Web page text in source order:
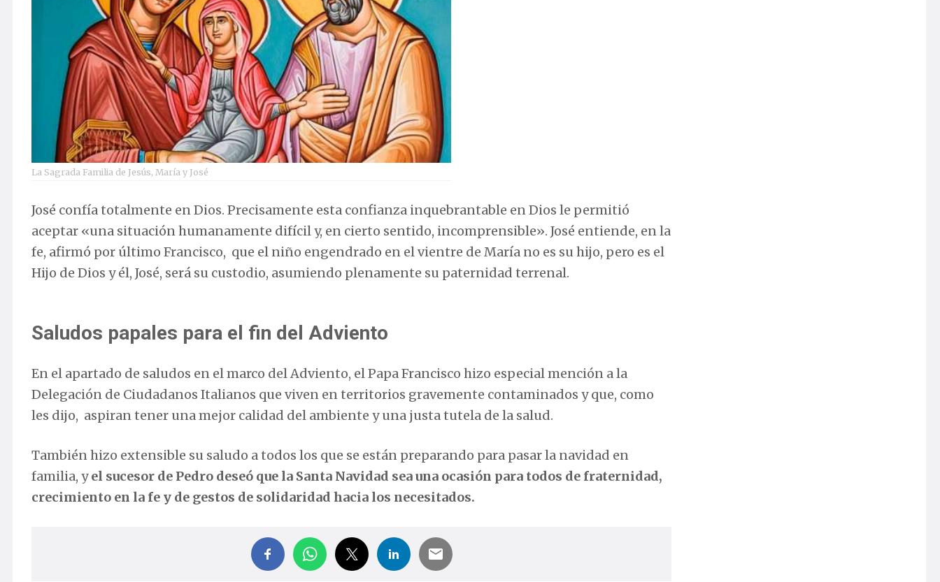
La Sagrada Familia de Jesús, María y José
José confía totalmente en Dios. Precisamente esta confianza inquebrantable en Dios le permitió
aceptar «una situación humanamente difícil y, en cierto sentido, incomprensible». José entiende, en la
fe, afirmó por último Francisco, que el niño engendrado en el vientre de María no es su hijo, pero es el
Hijo de Dios y él, José, será su custodio, asumiendo plenamente su paternidad terrenal.
Saludos papales para el fin del Adviento
En el apartado de saludos en el marco del Adviento, el Papa Francisco hizo especial mención a la
Delegación de Ciudadanos Italianos que viven en territorios gravemente contaminados y que, como
les dijo, aspiran tener una mejor calidad del ambiente y una justa tutela de la salud.
También hizo extensible su saludo a todos los que se están preparando para pasar la navidad en
familia, yel sucesor de Pedro deseó que la Santa Navidad sea una ocasión para todos de fraternidad,
crecimiento en la fe y de gestos de solidaridad hacia los necesitados.